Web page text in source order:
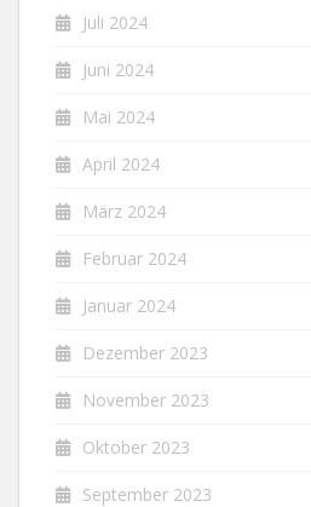
Juli 2024
Juni 2024
Mai 2024
April 2024
März 2024
Februar 2024
Januar 2024
Dezember 2023
November 2023
Oktober 2023
September 2023